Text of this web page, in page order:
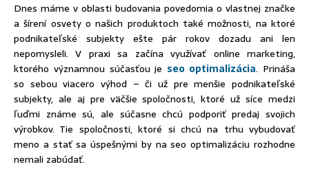
Dnes máme v oblasti budovania povedomia o vlastnej značke
a šírení osvety o našich produktoch také možnosti, na ktoré
podnikateľské subjekty ešte pár rokov dozadu ani len
nepomysleli. V praxi sa začína využívať online marketing,
ktorého významnou súčasťou je seo optimalizácia. Prináša
so sebou viacero výhod – či už pre menšie podnikateľské
subjekty, ale aj pre väčšie spoločnosti, ktoré už síce medzi
ľuďmi známe sú, ale súčasne chcú podporiť predaj svojich
výrobkov. Tie spoločnosti, ktoré si chcú na trhu vybudovať
meno a stať sa úspešnými by na seo optimalizáciu rozhodne
nemali zabúdať.